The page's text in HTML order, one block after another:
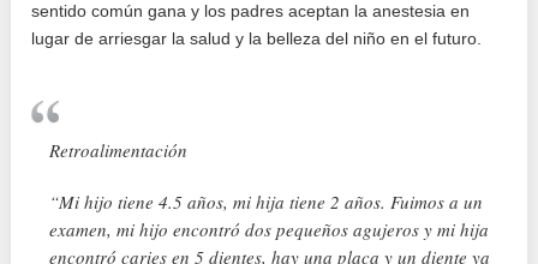
sentido común gana y los padres aceptan la anestesia en
lugar de arriesgar la salud y la belleza del niño en el futuro.
Retroalimentación
“Mi hijo tiene 4.5 años, mi hija tiene 2 años. Fuimos a un
examen, mi hijo encontró dos pequeños agujeros y mi hija
encontró caries en 5 dientes, hay una placa y un diente ya